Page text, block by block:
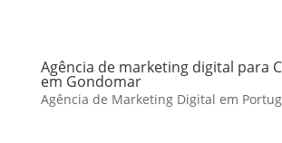
Agência de marketing digital para
em Gondomar
Agência de Marketing Digital em